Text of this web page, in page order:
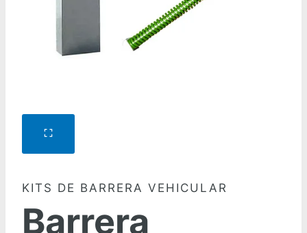
KITS DE BARRERA VEHICULAR
Barrera